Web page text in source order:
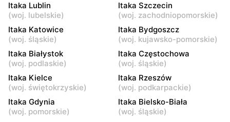
Marki al. Marsz. Józefa
Piłsudskiego 1
Warszawa, ul. Światowida
17
Itaka
Łomianki, ul. Brukowa 25
Itaka
Janki, ul. Mszczonowska 3
Itaka
Piaseczno, ul. Puławska 46
Itaka
Pruszków, ul. Henryka
Sienkiewicza 19
Itaka Itaka
Itaka Lublin
(woj. lubelskie)
Itaka Szczecin
(woj. zachodniopomorskie)
Itaka Katowice
(woj. śląskie)
Itaka Bydgoszcz
(woj. kujawsko-pomorskie)
Itaka Białystok
(woj. podlaskie)
Itaka Częstochowa
(woj. śląskie)
Itaka Kielce
(woj. świętokrzyskie)
Itaka Rzeszów
(woj. podkarpackie)
Itaka Gdynia
(woj. pomorskie)
Itaka Bielsko-Biała
(woj. śląskie)